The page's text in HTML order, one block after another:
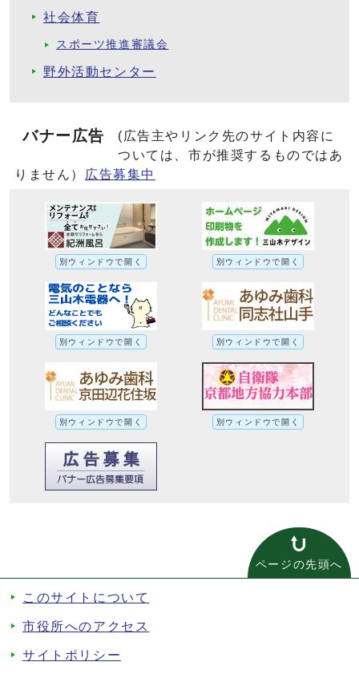
社会体育
スポーツ推進審議会
野外活動センター
バナー広告
(広告主やリンク先のサイト内容に
ついては、市が推奨するものではあ
りません）
広告募集中
別ウィンドウで開く 別ウィンドウで開く
別ウィンドウで開く 別ウィンドウで開く
別ウィンドウで開く 別ウィンドウで開く
ページの先頭へ
このサイトについて
市役所へのアクセス
サイトポリシー